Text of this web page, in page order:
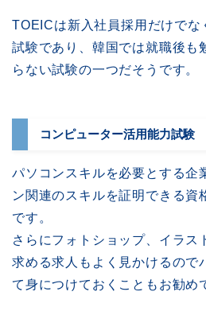
TOEICは新入社員採用だけでな
試験であり、韓国では就職後も
らない試験の一つだそうです。
コンピューター活用能力試験
パソコンスキルを必要とする企
ン関連のスキルを証明できる資
です。
さらにフォトショップ、イラス
求める求人もよく見かけるので
て身につけておくこともお勧め